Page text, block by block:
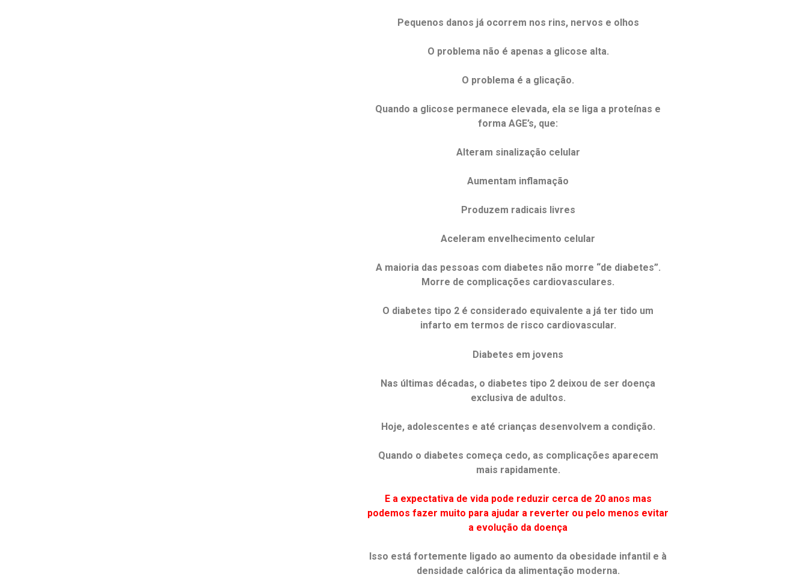
Pequenos danos já ocorrem nos rins, nervos e olhos
O problema não é apenas a glicose alta.
O problema é a glicação.
Quando a glicose permanece elevada, ela se liga a proteínas e
forma AGE’s, que:
Alteram sinalização celular
Aumentam inflamação
Produzem radicais livres
Aceleram envelhecimento celular
A maioria das pessoas com diabetes não morre “de diabetes”.
Morre de complicações cardiovasculares.
O diabetes tipo 2 é considerado equivalente a já ter tido um
infarto em termos de risco cardiovascular.
Diabetes em jovens
Nas últimas décadas, o diabetes tipo 2 deixou de ser doença
exclusiva de adultos.
Hoje, adolescentes e até crianças desenvolvem a condição.
Quando o diabetes começa cedo, as complicações aparecem
mais rapidamente.
E a expectativa de vida pode reduzir cerca de 20 anos mas
podemos fazer muito para ajudar a reverter ou pelo menos evitar
a evolução da doença
Isso está fortemente ligado ao aumento da obesidade infantil e à
densidade calórica da alimentação moderna.